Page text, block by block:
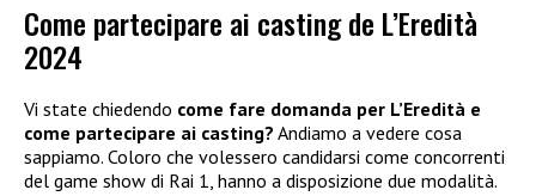
Come partecipare ai casting de L’Eredità
2024
Vi state chiedendo come fare domanda per L’Eredità e
come partecipare ai casting? Andiamo a vedere cosa
sappiamo. Coloro che volessero candidarsi come concorrenti
del game show di Rai 1, hanno a disposizione due modalità.